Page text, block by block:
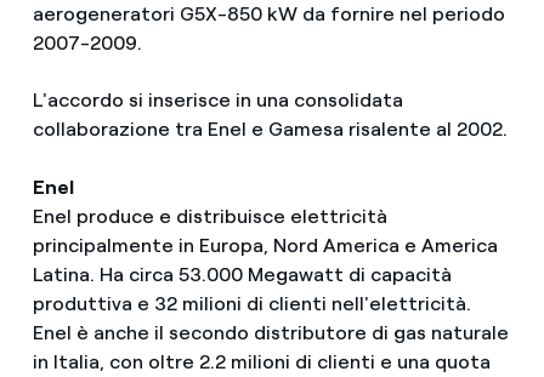
aerogeneratori G5X-850 kW da fornire nel periodo
2007-2009.
L'accordo si inserisce in una consolidata
collaborazione tra Enel e Gamesa risalente al 2002.
Enel
Enel produce e distribuisce elettricità
principalmente in Europa, Nord America e America
Latina. Ha circa 53.000 Megawatt di capacità
produttiva e 32 milioni di clienti nell'elettricità.
Enel è anche il secondo distributore di gas naturale
in Italia, con oltre 2.2 milioni di clienti e una quota